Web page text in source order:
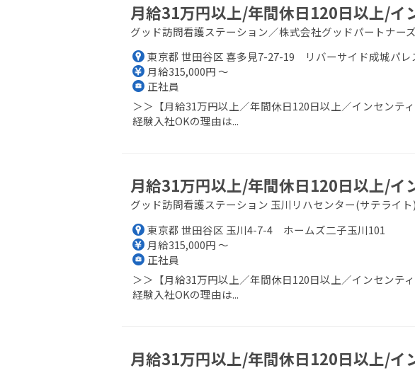
月給31万円以上/年間休日120日以上/イ
グッド訪問看護ステーション／株式会社グッドパートナーズ
東京都 世田谷区 喜多見7-27-19 リバーサイド成城パレ
月給315,000円 ～
正社員
＞＞【月給31万円以上／年間休日120日以上／インセンテ
経験入社OKの理由は...
月給31万円以上/年間休日120日以上/イ
グッド訪問看護ステーション 玉川リハセンター(サテライ
東京都 世田谷区 玉川4-7-4 ホームズ二子玉川101
月給315,000円 ～
正社員
＞＞【月給31万円以上／年間休日120日以上／インセンテ
経験入社OKの理由は...
月給31万円以上/年間休日120日以上/イ